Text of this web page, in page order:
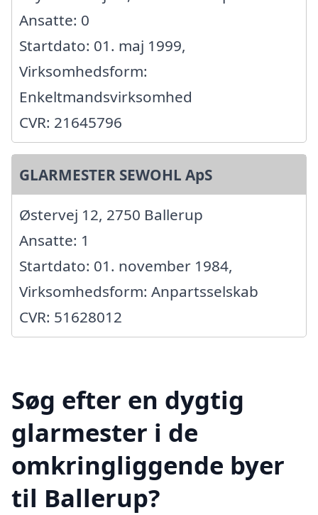
Ansatte: 0
Startdato: 01. maj 1999,
Virksomhedsform:
Enkeltmandsvirksomhed
CVR: 21645796
GLARMESTER SEWOHL ApS
Østervej 12, 2750 Ballerup
Ansatte: 1
Startdato: 01. november 1984,
Virksomhedsform: Anpartsselskab
CVR: 51628012
Søg efter en dygtig
glarmester i de
omkringliggende byer
til Ballerup?